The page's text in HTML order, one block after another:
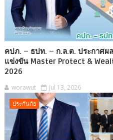
คปภ. – ธปท. – ก.ล.ต. ประกาศผ
แข่งขัน Master Protect &
2026
worawut Jul 13, 2026
ประกันภัย